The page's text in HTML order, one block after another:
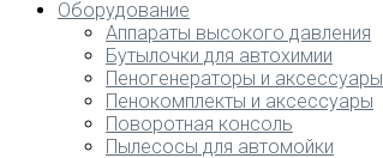
Оборудование
Аппараты высокого давления
Бутылочки для автохимии
Пеногенераторы и аксессуары
Пенокомплекты и аксессуары
Поворотная консоль
Пылесосы для автомойки